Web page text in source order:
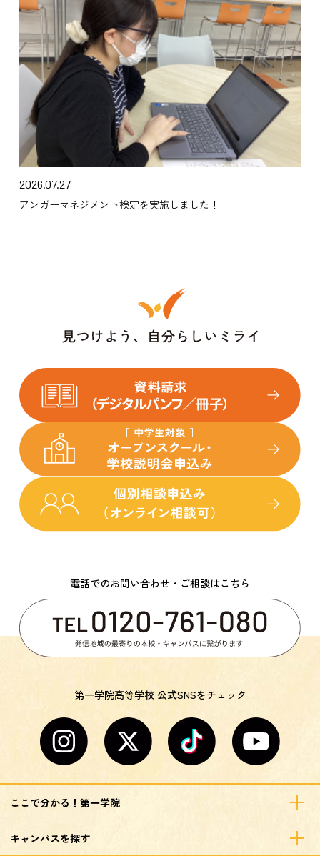
2026.07.27
アンガーマネジメント検定を実施しました！
電話でのお問い合わせ・ご相談はこちら
第一学院高等学校 公式SNSをチェック
ここで分かる！第一学院
キャンパスを探す